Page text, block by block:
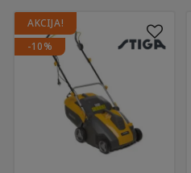
AKCIJA!
-10%